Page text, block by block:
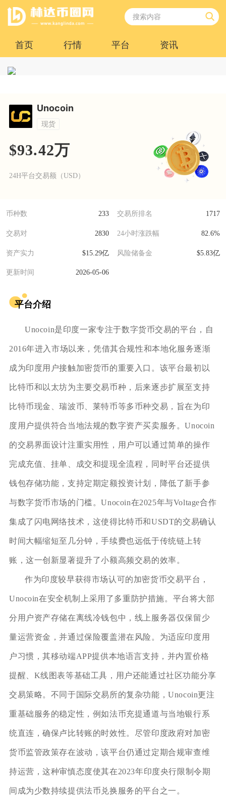
首页 行情 平台 资讯
Unocoin
现货
$93.42万
24H平台交易额（USD）
币种数 233 交易所排名 1717
交易对 2830 24小时涨跌幅 82.6%
资产实力 $15.29亿 风险储备金 $5.83亿
更新时间 2026-05-06
平台介绍
Unocoin是印度一家专注于数字货币交易的平台，自
2016年进入市场以来，凭借其合规性和本地化服务逐渐
成为印度用户接触加密货币的重要入口。该平台最初以
比特币和以太坊为主要交易币种，后来逐步扩展至支持
比特币现金、瑞波币、莱特币等多币种交易，旨在为印
度用户提供符合当地法规的数字资产买卖服务。Unocoin
的交易界面设计注重实用性，用户可以通过简单的操作
完成充值、挂单、成交和提现全流程，同时平台还提供
钱包存储功能，支持定期定额投资计划，降低了新手参
与数字货币市场的门槛。Unocoin在2025年与Voltage合作
集成了闪电网络技术，这使得比特币和USDT的交易确认
时间大幅缩短至几分钟，手续费也远低于传统链上转
账，这一创新显著提升了小额高频交易的效率。
作为印度较早获得市场认可的加密货币交易平台，
Unocoin在安全机制上采用了多重防护措施。平台将大部
分用户资产存储在离线冷钱包中，线上服务器仅保留少
量运营资金，并通过保险覆盖潜在风险。为适应印度用
户习惯，其移动端APP提供本地语言支持，并内置价格
提醒、K线图表等基础工具，用户还能通过社区功能分享
交易策略。不同于国际交易所的复杂功能，Unocoin更注
重基础服务的稳定性，例如法币充提通道与当地银行系
统直连，确保卢比转账的时效性。尽管印度政府对加密
货币监管政策存在波动，该平台仍通过定期合规审查维
持运营，这种审慎态度使其在2023年印度央行限制令期
间成为少数持续提供法币兑换服务的平台之一。